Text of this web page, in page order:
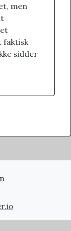
men
faktisk
sidder